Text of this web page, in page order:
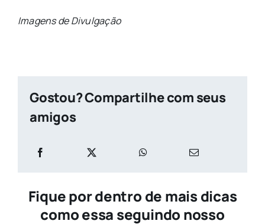
Imagens de Divulgação
Gostou? Compartilhe com seus
amigos
Fique por dentro de mais dicas
como essa seguindo nosso